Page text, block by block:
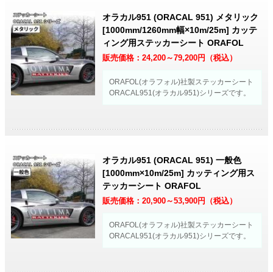
オラカル951 (ORACAL 951) メタリック
[1000mm/1260mm幅×10m/25m] カッテ
ィング用ステッカーシート ORAFOL
販売価格：24,200～79,200円（税込）
ORAFOL(オラフォル)社製ステッカーシート
ORACAL951(オラカル951)シリーズです。
オラカル951 (ORACAL 951) 一般色
[1000mm×10m/25m] カッティング用ス
テッカーシート ORAFOL
販売価格：20,900～53,900円（税込）
ORAFOL(オラフォル)社製ステッカーシート
ORACAL951(オラカル951)シリーズです。